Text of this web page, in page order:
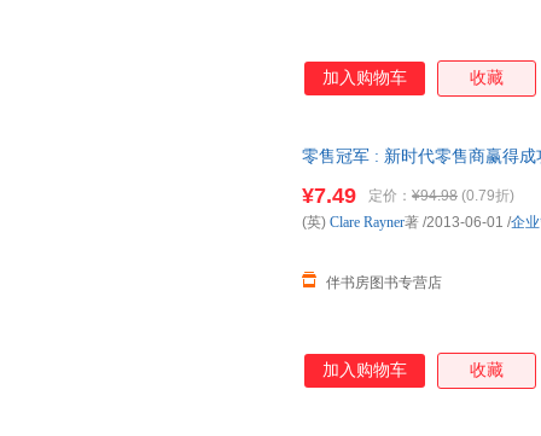
加入购物车 收藏
零售冠军 : 新时代零售商赢得
¥7.49 定价： ¥94.98 (0.79折)
伴书房图书专营店
(英) Clare Rayner著 /2013-06-01 /企
加入购物车 收藏